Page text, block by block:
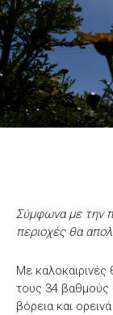
Σύμφωνα με την
περιοχές θα
Με
τους 34 βαθμούς
βόρεια και